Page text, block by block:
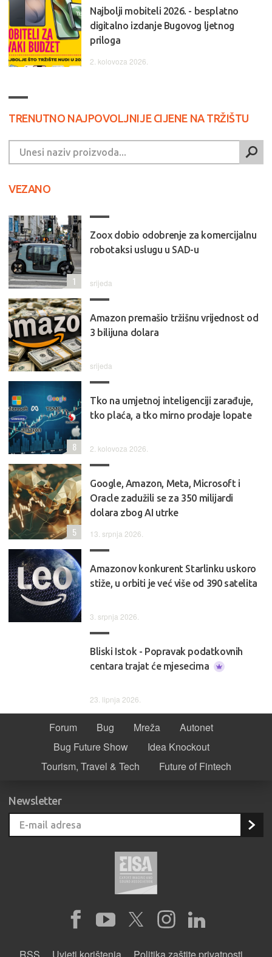
Najbolji mobiteli 2026. - besplatno
digitalno izdanje Bugovog ljetnog
priloga
2. kolovoza 2026.
TRENUTNO NAJPOVOLJNIJE CIJENE NA TRŽIŠTU
VEZANO
Zoox dobio odobrenje za komercijalnu
robotaksi uslugu u SAD-u
srijeda
1
Amazon premašio tržišnu vrijednost od
3 bilijuna dolara
srijeda
Tko na umjetnoj inteligenciji zarađuje,
tko plaća, a tko mirno prodaje lopate
2. kolovoza 2026.
8
Google, Amazon, Meta, Microsoft i
Oracle zadužili se za 350 milijardi
dolara zbog AI utrke
13. srpnja 2026.
5
Amazonov konkurent Starlinku uskoro
stiže, u orbiti je već više od 390 satelita
3. srpnja 2026.
Bliski Istok - Popravak podatkovnih
centara trajat će mjesecima
23. lipnja 2026.
Forum Bug Mreža
Autonet
Bug Future Show
Idea Knockout
Tourism, Travel & Tech
Future of Fintech
Newsletter